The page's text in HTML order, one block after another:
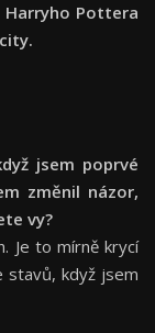
Pottera
jsem poprvé
změnil názor,
vy?
Je to mírně krycí
stavů, když jsem